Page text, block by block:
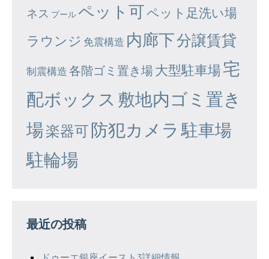
ネス プール ペット可ペット足洗い場
ラウンジ 免震構造 内廊下分譲賃貸
制震構造 各階ゴミ置き場大型駐車場宅
配ボックス 敷地内ゴミ置き
場楽器可防犯カメラ 駐車場
駐輪場
最近の投稿
ドゥーエ銀座イースト3詳細情報